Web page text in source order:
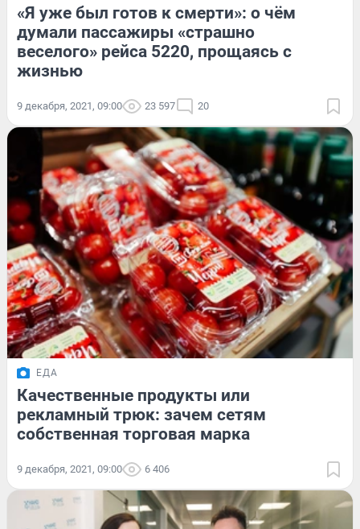
«Я уже был готов к смерти»: о чём
думали пассажиры «страшно
веселого» рейса 5220, прощаясь с
жизнью
9 декабря, 2021, 09:00 23 597 20
ЕДА
Качественные продукты или
рекламный трюк: зачем сетям
собственная торговая марка
9 декабря, 2021, 09:00 6 406